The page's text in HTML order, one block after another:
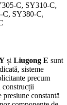
C, SY310-C,
C, SY380-C,
și Liugong E sunt
sisteme
precum
construcții
constantă